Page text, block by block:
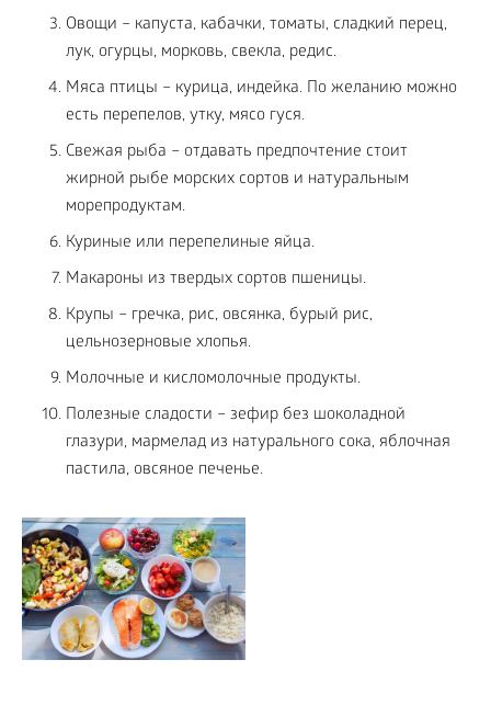
Овощи – капуста, кабачки, томаты, сладкий перец,
лук, огурцы, морковь, свекла, редис.
Мяса птицы – курица, индейка. По желанию можно
есть перепелов, утку, мясо гуся.
Свежая рыба – отдавать предпочтение стоит
жирной рыбе морских сортов и натуральным
морепродуктам.
Куриные или перепелиные яйца.
Макароны из твердых сортов пшеницы.
Крупы – гречка, рис, овсянка, бурый рис,
цельнозерновые хлопья.
Молочные и кисломолочные продукты.
Полезные сладости – зефир без шоколадной
глазури, мармелад из натурального сока, яблочная
пастила, овсяное печенье.